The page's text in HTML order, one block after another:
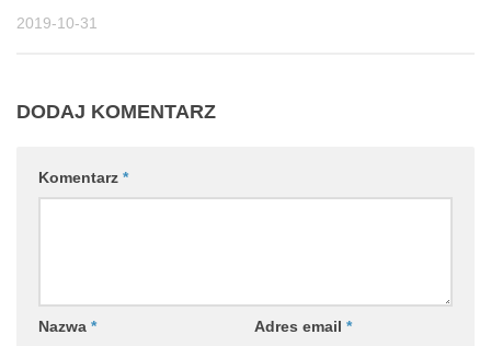
2019-10-31
DODAJ KOMENTARZ
Komentarz *
Nazwa * Adres email *